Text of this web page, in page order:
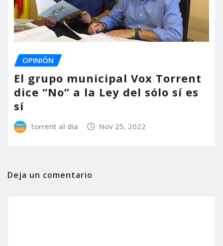
OPINIÓN
El grupo municipal Vox Torrent
dice “No” a la Ley del sólo sí es
sí
torrent al dia Nov 25, 2022
Deja un comentario